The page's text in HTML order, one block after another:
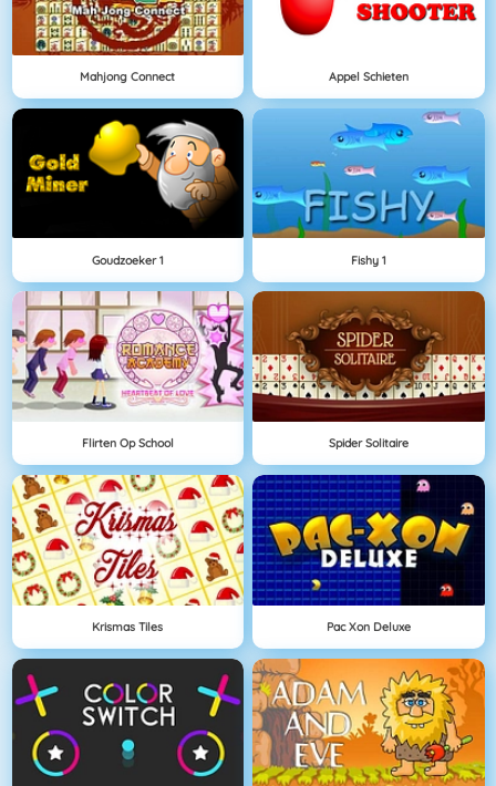
Mahjong Connect Appel Schieten
Goudzoeker 1 Fishy 1
Flirten Op School Spider Solitaire
Krismas Tiles Pac Xon Deluxe